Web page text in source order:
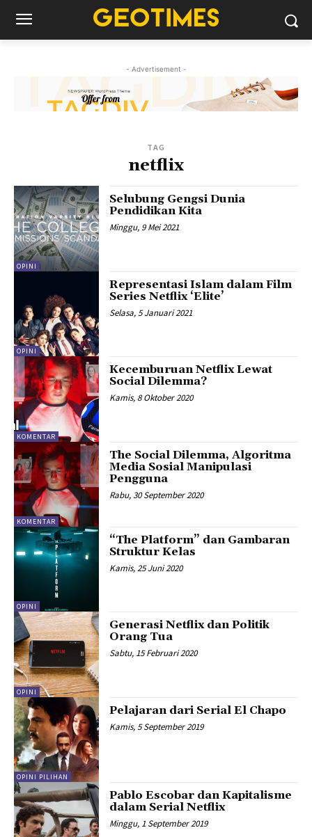
- Advertisement -
TAG
netflix
OPINI
Selubung Gengsi Dunia
Pendidikan Kita
Minggu, 9 Mei 2021
OPINI
Representasi Islam dalam Film
Series Netflix ‘Elite’
Selasa, 5 Januari 2021
KOMENTAR
Kecemburuan Netflix Lewat
Social Dilemma?
Kamis, 8 Oktober 2020
KOMENTAR
The Social Dilemma, Algoritma
Media Sosial Manipulasi
Pengguna
Rabu, 30 September 2020
OPINI
“The Platform” dan Gambaran
Struktur Kelas
Kamis, 25 Juni 2020
OPINI
Generasi Netflix dan Politik
Orang Tua
Sabtu, 15 Februari 2020
OPINI PILIHAN
Pelajaran dari Serial El Chapo
Kamis, 5 September 2019
Pablo Escobar dan Kapitalisme
dalam Serial Netflix
Minggu, 1 September 2019